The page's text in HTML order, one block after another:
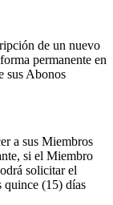
de un nuevo
permanente en
sus Abonos
a sus Miembros
si el Miembro
solicitar el
quince (15) días